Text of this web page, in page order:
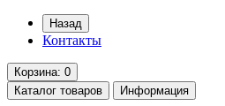
Назад
Контакты
Корзина: 0
Каталог товаров Информация